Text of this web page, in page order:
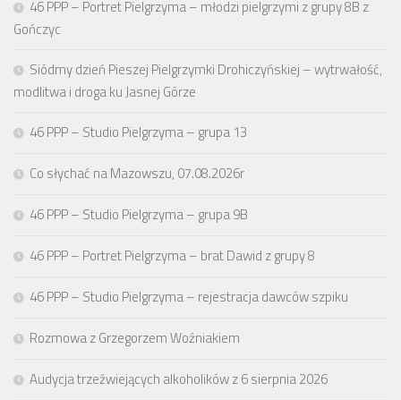
46 PPP – Portret Pielgrzyma – młodzi pielgrzymi z grupy 8B z
Gończyc
Siódmy dzień Pieszej Pielgrzymki Drohiczyńskiej – wytrwałość,
modlitwa i droga ku Jasnej Górze
46 PPP – Studio Pielgrzyma – grupa 13
Co słychać na Mazowszu, 07.08.2026r
46 PPP – Studio Pielgrzyma – grupa 9B
46 PPP – Portret Pielgrzyma – brat Dawid z grupy 8
46 PPP – Studio Pielgrzyma – rejestracja dawców szpiku
Rozmowa z Grzegorzem Woźniakiem
Audycja trzeźwiejących alkoholików z 6 sierpnia 2026